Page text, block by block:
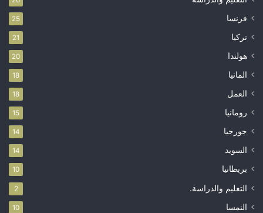
فرنسا 25
تركيا 21
هولندا 20
المانيا 18
العمل 18
رومانيا 15
جورجيا 14
السويد 14
بريطانيا 10
التعليم والدراسة. 2
النمسا 10